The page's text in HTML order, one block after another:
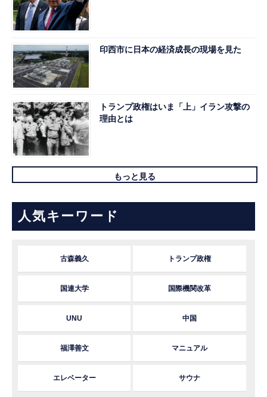
印西市に日本の経済成長の現場を見た
トランプ政権はいま「上」イラン攻撃の
理由とは
もっと見る
人気キーワード
古森義久 トランプ政権
国連大学 国際機関改革
UNU 中国
福澤善文 マニュアル
エレベーター サウナ